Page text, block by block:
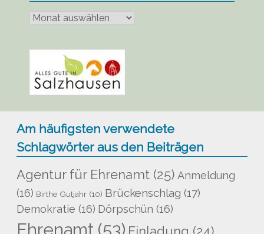
veröffentlicht
Am häufigsten verwendete
Schlagwörter aus den Beiträgen
Agentur für Ehrenamt (25) Anmeldung
(16) Birthe Gutjahr (10) Brückenschlag (17)
Demokratie (16) Dörpschün (16)
Ehrenamt (53) Einladung (24)